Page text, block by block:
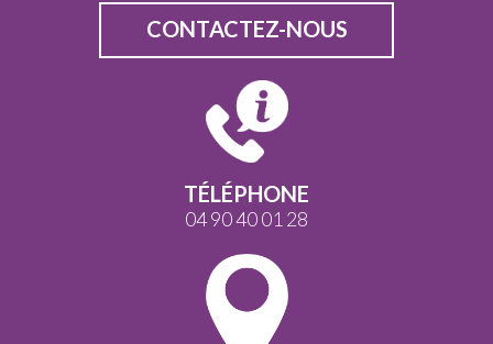
CONTACTEZ-NOUS
TÉLÉPHONE
04 90 40 01 28